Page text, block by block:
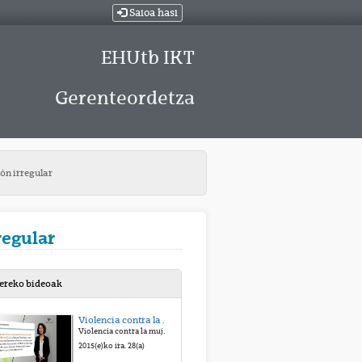
Saioa hasi
EHUtb IKT
Gerenteordetza
irregular
bideoak
Violencia contra la mujer: Aspectos penales y criminológicos
Violencia contra la mujer: Aspectos penales y criminológicos
2015(e)ko ira. 28(a)